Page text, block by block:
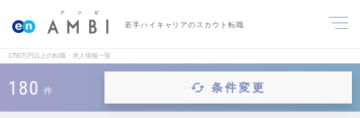
若手ハイキャリアのスカウト転職
1750万円以上の転職・求人情報一覧
180 件 条件変更